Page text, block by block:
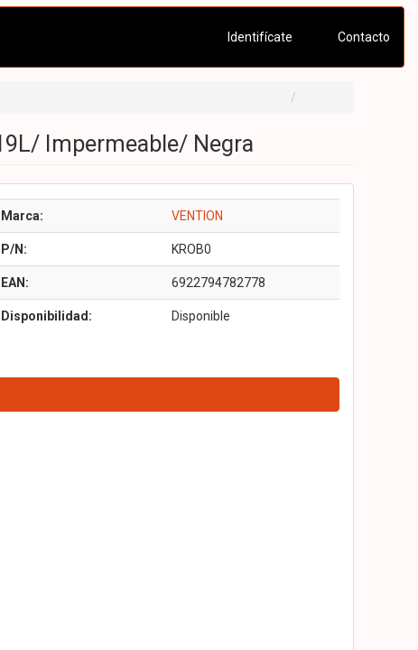
Identifícate Contacto
Impermeable/ Negra
Marca: VENTION
P/N: KROB0
EAN: 6922794782778
Disponibilidad: Disponible